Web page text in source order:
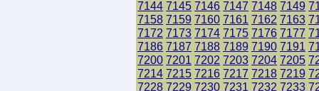
7144 7145 7146 7147 7148 7149
7158 7159 7160 7161 7162 7163
7172 7173 7174 7175 7176 7177
7186 7187 7188 7189 7190 7191
7200 7201 7202 7203 7204 7205
7214 7215 7216 7217 7218 7219
7228 7229 7230 7231 7232 7233